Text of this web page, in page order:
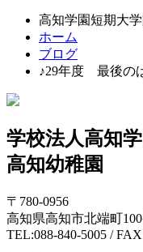
高知学園短期大
ホーム
ブログ
♪29年度 最後の
学校法人高知
高知幼稚園
〒780-0956
高知県高知市北端町
TEL:088-840-5005 /